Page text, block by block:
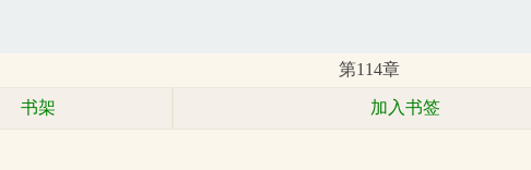
第114章
书架 加入书签